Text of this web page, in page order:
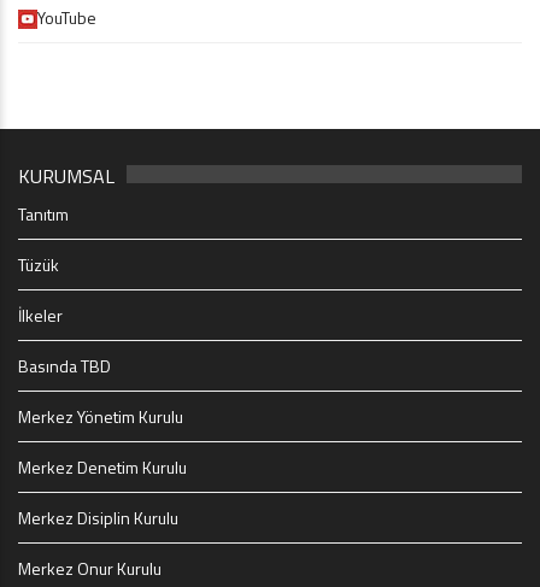
YouTube
KURUMSAL
Tanıtım
Tüzük
İlkeler
Basında TBD
Merkez Yönetim Kurulu
Merkez Denetim Kurulu
Merkez Disiplin Kurulu
Merkez Onur Kurulu